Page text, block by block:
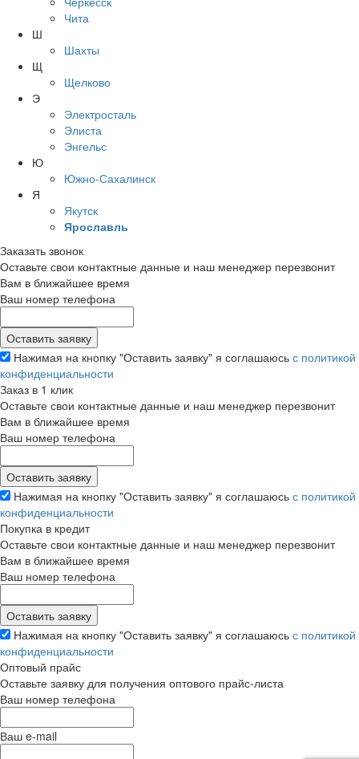
Чита
Ш
Шахты
Щ
Щелково
Э
Электросталь
Элиста
Энгельс
Ю
Южно-Сахалинск
Я
Якутск
Ярославль
Заказать звонок
Оставьте свои контактные данные и наш менеджер перезвонит
Вам в ближайшее время
Ваш номер телефона
Нажимая на кнопку "Оставить заявку" я соглашаюсь с политикой
конфиденциальности
Заказ в 1 клик
Оставьте свои контактные данные и наш менеджер перезвонит
Вам в ближайшее время
Ваш номер телефона
Нажимая на кнопку "Оставить заявку" я соглашаюсь с политикой
конфиденциальности
Покупка в кредит
Оставьте свои контактные данные и наш менеджер перезвонит
Вам в ближайшее время
Ваш номер телефона
Нажимая на кнопку "Оставить заявку" я соглашаюсь с политикой
конфиденциальности
Оптовый прайс
Оставьте заявку для получения оптового прайс-листа
Ваш номер телефона
Ваш e-mail